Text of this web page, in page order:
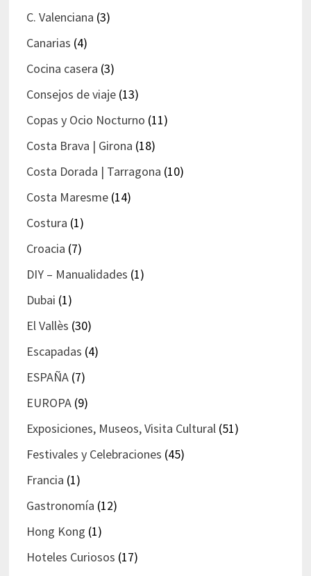
C. Valenciana (3)
Canarias (4)
Cocina casera (3)
Consejos de viaje(13)
Copas y Ocio Nocturno (11)
Costa Brava | Girona (18)
Costa Dorada | Tarragona (10)
Costa Maresme(14)
Costura (1)
Croacia (7)
DIY – Manualidades (1)
Dubai (1)
El Vallès (30)
Escapadas (4)
ESPAÑA(7)
EUROPA(9)
Exposiciones, Museos, Visita Cultural(51)
Festivales y Celebraciones (45)
Francia (1)
Gastronomía (12)
Hong Kong (1)
Hoteles Curiosos (17)